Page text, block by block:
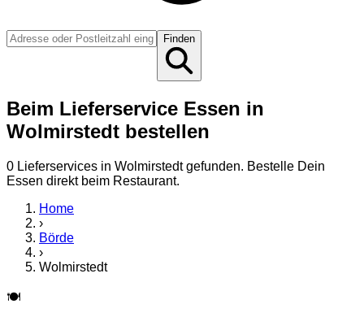
Finden
Beim Lieferservice Essen in
Wolmirstedt bestellen
0 Lieferservices in Wolmirstedtgefunden. Bestelle Dein
Essen direkt beim Restaurant.
Home
›
Börde
›
Wolmirstedt
🍽️